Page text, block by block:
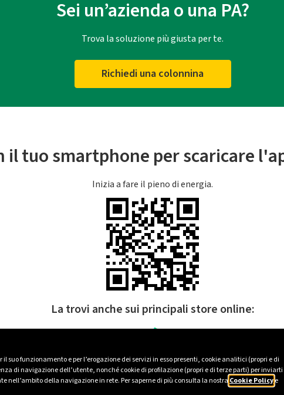
suo funzionamento e per l’erogazione dei servizi in esso presenti, cookie analitici (propri e di
di navigazione dell’utente, nonché cookie di profilazione (propri e di terze parti) per inviarti
nell’ambito della navigazione in rete. Per saperne di più consulta la nostra Cookie Policye
Sei un’azienda o una PA?
Trova la soluzione più giusta per te.
Richiedi una colonnina
il tuo smartphone per scaricare
Inizia a fare il pieno di energia.
La trovi anche sui principali store online: